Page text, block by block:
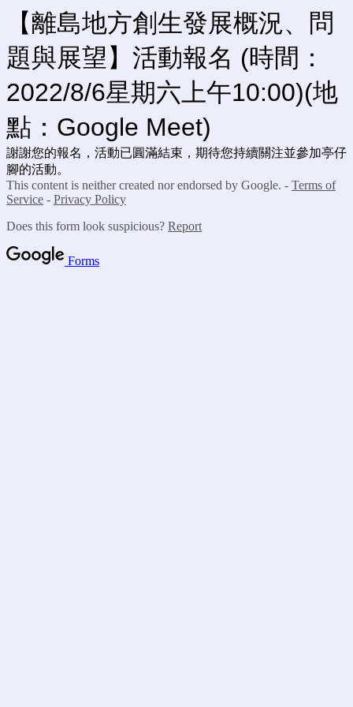
【離島地方創生發展概況、問
題與展望】活動報名 (時間：
2022/8/6星期六上午10:00)(地
點：Google Meet)
謝謝您的報名，活動已圓滿結束，期待您持續關注並參加亭仔
腳的活動。
This content is neither created nor endorsed by Google. - Terms of
Service - Privacy Policy
Does this form look suspicious? Report
Forms